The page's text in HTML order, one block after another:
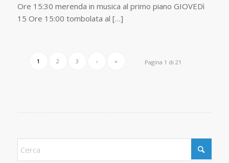
Ore 15:30 merenda in musica al primo piano GIOVEDì
15 Ore 15:00 tombolata al […]
Pagina 1 di 21
1 2 3 › »